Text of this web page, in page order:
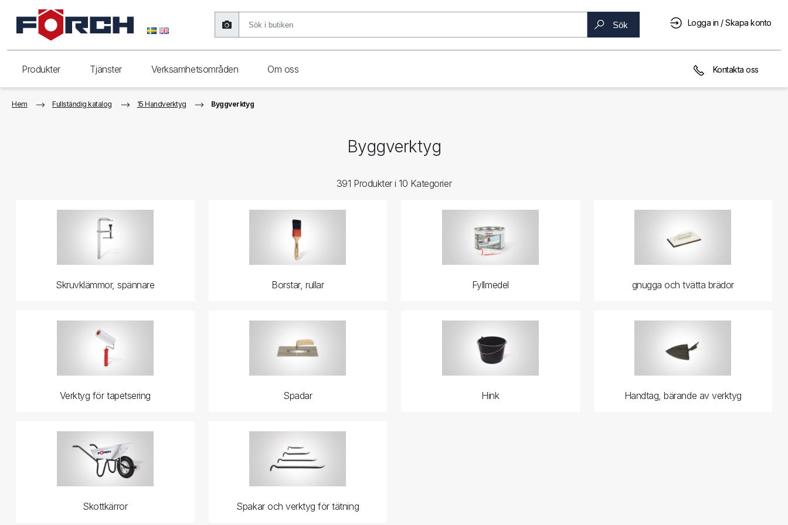
Sök Logga in / Skapa konto
Produkter Tjänster Verksamhetsområden Om oss Kontakta oss
Hem Fullständig katalog 15 Handverktyg Byggverktyg
Byggverktyg
391 Produkter i 10 Kategorier
Skruvklämmor, spännare Borstar, rullar Fyllmedel gnugga och tvätta brädor
Verktyg för tapetsering Spadar Hink Handtag, bärande av verktyg
Skottkärror Spakar och verktyg för tätning